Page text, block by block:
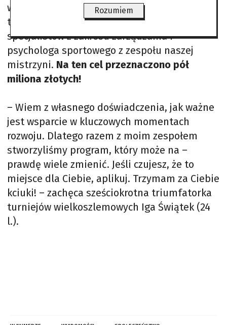
wydarzeniach wspierających rozwój kariery, a
także dostęp do m.in.: fizjoterapeuty,
specjalistów z zakresu zarządzania i
psychologa sportowego z zespołu naszej
mistrzyni. Na ten cel przeznaczono pół
miliona złotych!
– Wiem z własnego doświadczenia, jak ważne
jest wsparcie w kluczowych momentach
rozwoju. Dlatego razem z moim zespołem
stworzyliśmy program, który może na –
prawdę wiele zmienić. Jeśli czujesz, że to
miejsce dla Ciebie, aplikuj. Trzymam za Ciebie
kciuki! – zachęca sześciokrotna triumfatorka
turniejów wielkoszlemowych Iga Świątek (24
l.).
Rozumiem